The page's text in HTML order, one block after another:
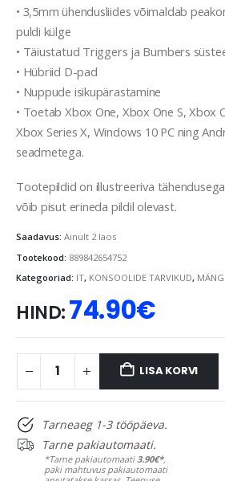
• 3,5mm ühendusliides võimaldab
puldi külge
• Täiustatud Triggers ja Bumbers
• Hübriid D-pad
• Nuppude isikupärastamine
• Toetab Xbox One, Xbox One S, Xbox
Xbox Series X, Windows 10 PC ning
seadmetega.
Tootepildid on illustreeriva
võib pisut erineda pildil olevast.
Saadavus: Ainult 2 laos
Tootekood: 889842654752
Kategooriad: IT, KONSOOLIDE TARVIKUD,
HIND:74.90€
LISA KORVI
Tarneaeg 1-3 tööpäeva.
Tarne pakiautomaati.
*Tarne pakiautomaati3.90€*,
paki mahtuvus pakiautomaati